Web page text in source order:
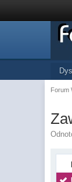
Forum